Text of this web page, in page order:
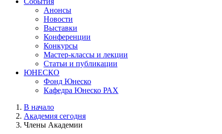
Анонсы
Новости
Выставки
Конференции
Конкурсы
Мастер-классы и лекции
Статьи и публикации
ЮНЕСКО
Фонд Юнеско
Кафедра Юнеско РАХ
В начало
Академия сегодня
Члены Академии